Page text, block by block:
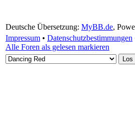
Deutsche Übersetzung: MyBB.de,
Impressum • Datenschutzbestimmungen
Alle Foren als gelesen markieren